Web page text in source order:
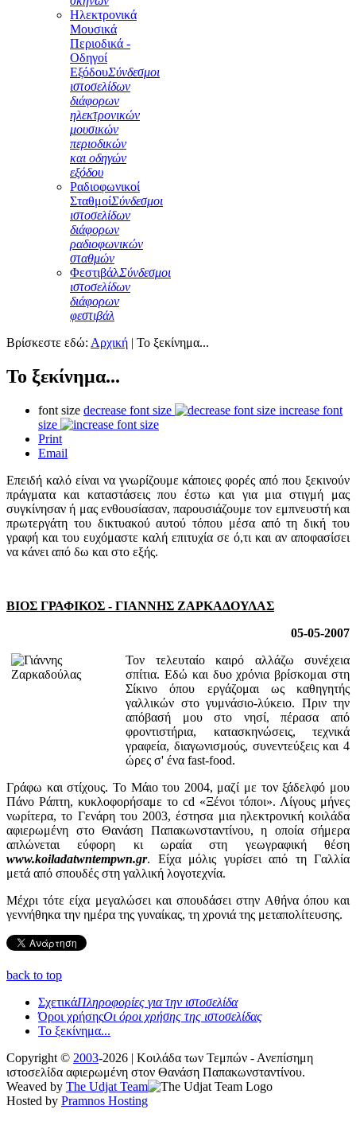
Ηλεκτρονικά
Μουσικά
Περιοδικά -
Οδηγοί
ΕξόδουΣύνδεσμοι
ιστοσελίδων
διάφορων
ηλεκτρονικών
μουσικών
περιοδικών
και οδηγών
εξόδου
Ραδιοφωνικοί
ΣταθμοίΣύνδεσμοι
ιστοσελίδων
διάφορων
ραδιοφωνικών
σταθμών
ΦεστιβάλΣύνδεσμοι
ιστοσελίδων
διάφορων
φεστιβάλ
Βρίσκεστε εδώ: Αρχική | Το ξεκίνημα...
Το ξεκίνημα...
font size decrease font size
increase font
size
Print
Email
Επειδή καλό είναι να γνωρίζουμε κάποιες φορές από που ξεκινούν
πράγματα και καταστάσεις που έστω και για μια στιγμή μας
συγκίνησαν ή μας ενθουσίασαν, παρουσιάζουμε τον εμπνευστή και
πρωτεργάτη του δικτυακού αυτού τόπου μέσα από τη δική του
γραφή και του ευχόμαστε καλή επιτυχία σε ό,τι και αν αποφασίσει
να κάνει από δω και στο εξής.
ΒΙΟΣ ΓΡΑΦΙΚΟΣ - ΓΙΑΝΝΗΣ ΖΑΡΚΑΔΟΥΛΑΣ
05-05-2007
Τον τελευταίο καιρό αλλάζω συνέχεια
σπίτια. Εδώ και δυο χρόνια βρίσκομαι στη
Σίκινο όπου εργάζομαι ως καθηγητής
γαλλικών στο γυμνάσιο-λύκειο. Πριν την
απόβασή μου στο νησί, πέρασα από
φροντιστήρια, κατασκηνώσεις, τεχνικά
γραφεία, διαγωνισμούς, συνεντεύξεις και 4
ώρες σ' ένα fast-food.
Γράφω και στίχους. Το Μάιο του 2004, μαζί με τον ξάδελφό μου
Πάνο Ράπτη, κυκλοφορήσαμε το cd «Ξένοι τόποι». Λίγους μήνες
νωρίτερα, το Γενάρη του 2003, έστησα μια ηλεκτρονική κοιλάδα
αφιερωμένη στο Θανάση Παπακωνσταντίνου, η οποία σήμερα
απλώνεται εύφορη κι ωραία στη γεωγραφική θέση
www.koiladatwntempwn.gr. Είχα μόλις γυρίσει από τη Γαλλία
μετά από σπουδές στη γαλλική λογοτεχνία.
Μέχρι τότε είχα μεγαλώσει και σπουδάσει στην Αθήνα όπου και
γεννήθηκα την ημέρα της γυναίκας, τη χρονιά της μεταπολίτευσης.
back to top
ΣχετικάΠληροφορίες για την ιστοσελίδα
Όροι χρήσηςΟι όροι χρήσης της ιστοσελίδας
Το ξεκίνημα...
Copyright © 2003-2026 | Κοιλάδα των Τεμπών - Ανεπίσημη
ιστοσελίδα αφιερωμένη στον Θανάση Παπακωνσταντίνου.
Weaved by The Udjat Team
Hosted by Pramnos Hosting